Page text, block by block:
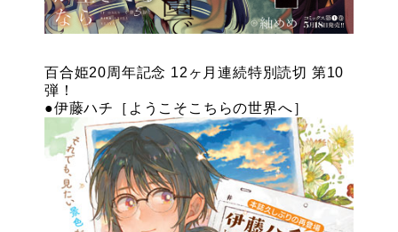
百合姫20周年記念 12ヶ月連続特別読切 第10
弾！
●伊藤ハチ［ようこそこちらの世界へ］